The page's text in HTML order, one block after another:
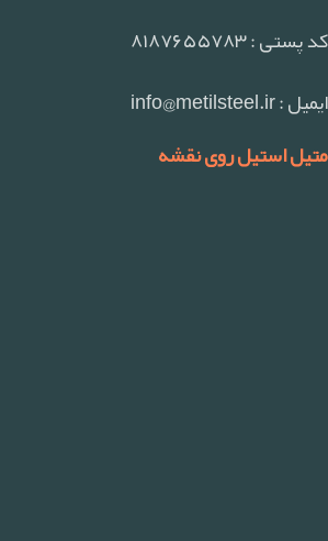
کد پستی : ۸۱۸۷۶۵۵۷۸۳
ایمیل : info@metilsteel.ir
متیل استیل روی نقشه